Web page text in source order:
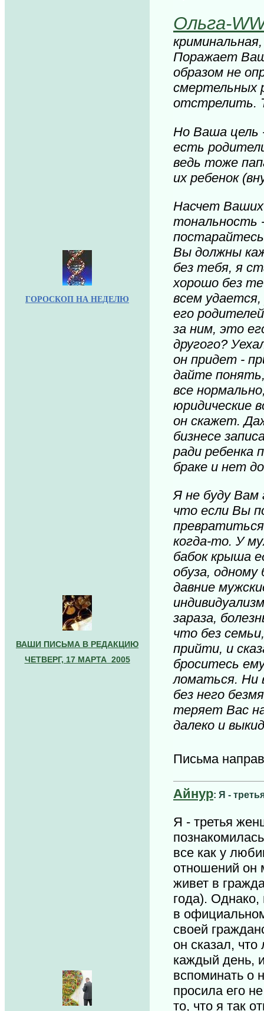
ГОРОСКОП НА НЕДЕЛЮ
ВАШИ ПИСЬМА В РЕДАКЦИЮ
ЧЕТВЕРГ, 17 МАРТА 2005
Ольга-
Поражает
образом не
смертельных
отстрелить.
Но Ваша цель
есть
ведь тоже
их ребенок
Насчет
тональность
Вы должны
без тебя, я
хорошо без
всем
его
за ним, это
другого?
он придет -
дайте
все
юридические
он скажет.
бизнесе
ради ребенка
браке и нет
Я не буду Вам
что если Вы
когда-то. У
бабок крыша
обуза,
давние
зараза,
что без
прийти, и
броситесь
ломаться. Ни
без него
теряет Вас
далеко и
Письма
Айнур: Я -
Я - третья
все как у
отношений он
живет в
года). Однако,
в
своей
он сказал,
каждый день,
вспоминать о
просила его
то, что я так